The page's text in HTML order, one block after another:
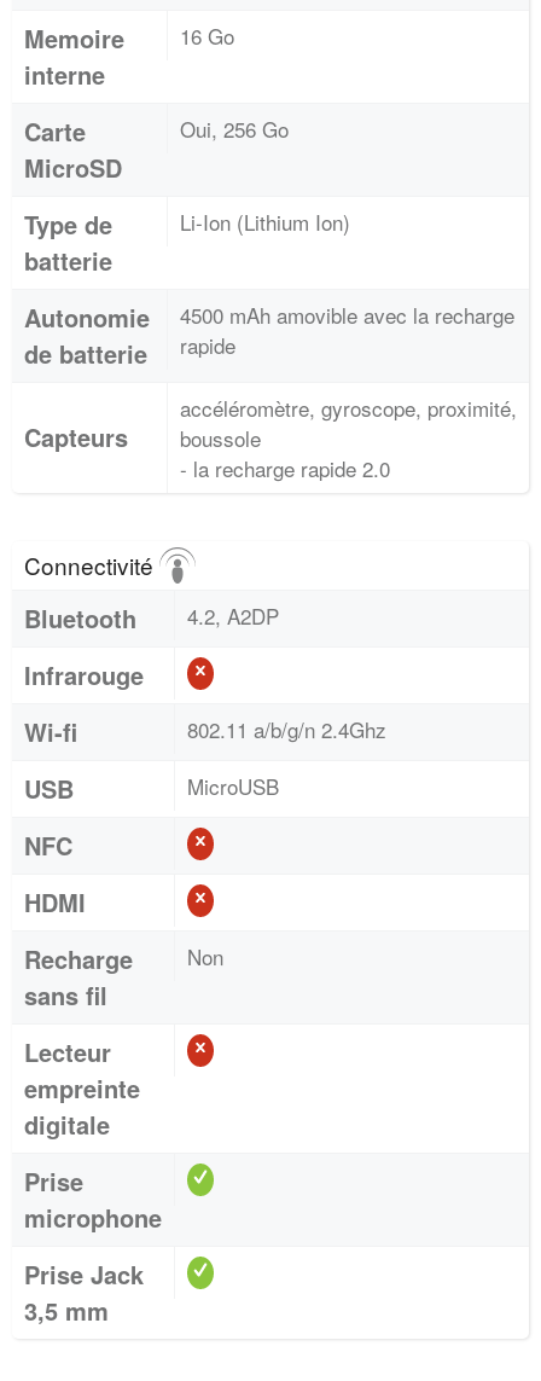
Memoire
interne
16 Go
Carte
MicroSD
Oui, 256 Go
Type de
batterie
Li-Ion (Lithium Ion)
Autonomie
de batterie
4500 mAh amovible avec la recharge
rapide
Capteurs
accéléromètre, gyroscope, proximité,
boussole
- la recharge rapide 2.0
Connectivité
Bluetooth 4.2, A2DP
Infrarouge
Wi-fi
802.11 a/b/g/n 2.4Ghz
USB MicroUSB
NFC
HDMI
Recharge
sans fil
Non
Lecteur
empreinte
digitale
Prise
microphone
Prise Jack
3,5 mm